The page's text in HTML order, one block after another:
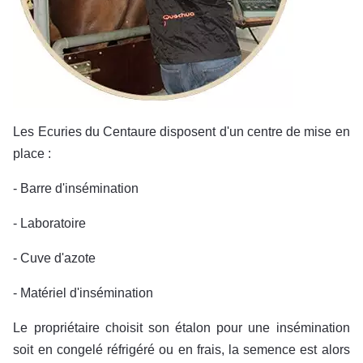
Les Ecuries du Centaure disposent d'un centre de mise en
place :
- Barre d'insémination
- Laboratoire
- Cuve d'azote
- Matériel d'insémination
Le propriétaire choisit son étalon pour une insémination
soit en congelé réfrigéré ou en frais, la semence est alors